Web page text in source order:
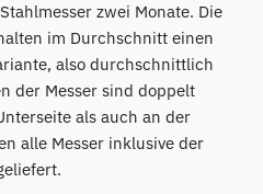
zwei Monate. Die
im Durchschnitt einen
also durchschnittlich
der Messer sind doppelt
als auch an der
alle Messer inklusive der